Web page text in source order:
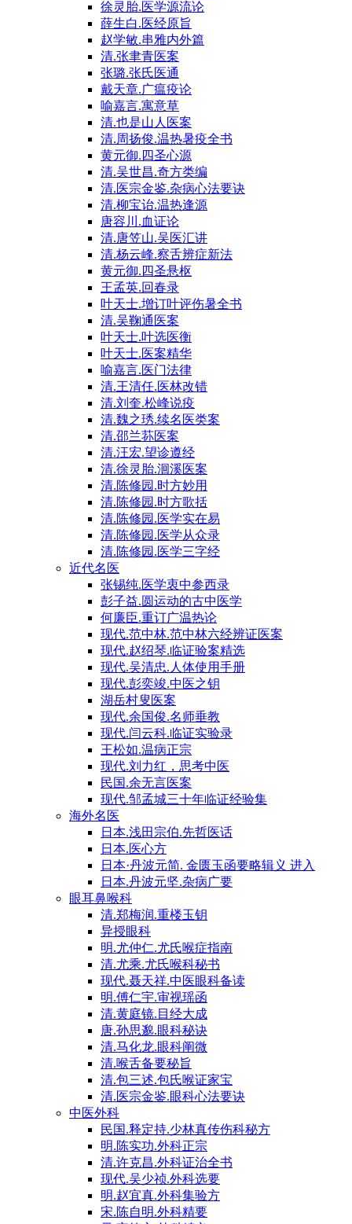
徐灵胎.医学源流论
薛生白.医经原旨
赵学敏.串雅内外篇
清.张聿青医案
张璐.张氏医通
戴天章.广瘟疫论
喻嘉言.寓意草
清.也是山人医案
清.周扬俊.温热暑疫全书
黄元御.四圣心源
清.吴世昌.奇方类编
清.医宗金鉴.杂病心法要诀
清.柳宝诒.温热逢源
唐容川.血证论
清.唐笠山.吴医汇讲
清.杨云峰.察舌辨症新法
黄元御.四圣悬枢
王孟英.回春录
叶天士.增订叶评伤暑全书
清.吴鞠通医案
叶天士.叶选医衡
叶天士.医案精华
喻嘉言.医门法律
清.王清任.医林改错
清.刘奎.松峰说疫
清.魏之琇.续名医类案
清.邵兰荪医案
清.汪宏.望诊遵经
清.徐灵胎.洄溪医案
清.陈修园.时方妙用
清.陈修园.时方歌括
清.陈修园.医学实在易
清.陈修园.医学从众录
清.陈修园.医学三字经
近代名医
张锡纯.医学衷中参西录
彭子益.圆运动的古中医学
何廉臣.重订广温热论
现代.范中林.范中林六经辨证医案
现代.赵绍琴.临证验案精选
现代.吴清忠.人体使用手册
现代.彭奕竣.中医之钥
湖岳村叟医案
现代.余国俊.名师垂教
现代.闫云科.临证实验录
王松如.温病正宗
现代.刘力红，思考中医
民国.余无言医案
现代.邹孟城三十年临证经验集
海外名医
日本.浅田宗伯.先哲医话
日本.医心方
日本·丹波元简. 金匮玉函要略辑义 进入
日本.丹波元坚.杂病广要
眼耳鼻喉科
清.郑梅润.重楼玉钥
异授眼科
明.尤仲仁.尤氏喉症指南
清.尤乘.尤氏喉科秘书
现代.聂天祥.中医眼科备读
明.傅仁宇.审视瑶函
清.黄庭镜.目经大成
唐.孙思邈.眼科秘诀
清.马化龙.眼科阐微
清.喉舌备要秘旨
清.包三述.包氏喉证家宝
清.医宗金鉴.眼科心法要诀
中医外科
民国.释定持.少林真传伤科秘方
明.陈实功.外科正宗
清.许克昌.外科证治全书
现代.吴少祯.外科选要
明.赵宜真.外科集验方
宋.陈自明.外科精要